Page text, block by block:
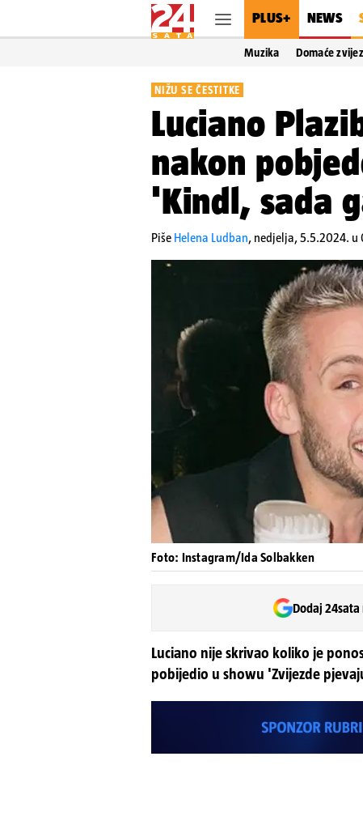
PLUS+ NEWS
Muzika Domaće
NIŽU SE ČESTITKE
Luciano
nakon
'Kindl, sada
Piše Helena Ludban, nedjelja, 5.5.2024. u
Foto: Instagram/Ida Solbakken
Dodaj
Luciano nije skrivao koliko je
pobijedio u showu 'Zvijezde